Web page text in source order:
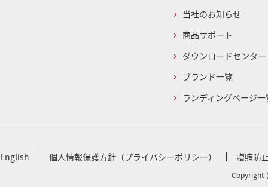
当社のお知らせ
商品サポート
ダウンロードセンター
ブランド一覧
ランディングページ一
English 個人情報保護方針（プライバシーポリシー） 贈賄防
Copyright